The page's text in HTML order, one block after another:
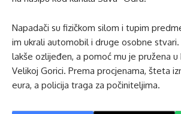
Napadači su fizičkom silom i tupim
im ukrali automobil i druge osobne
lakše ozlijeđen, a pomoć mu je pružena u
Velikoj Gorici. Prema procjenama, šteta
eura, a policija traga za počiniteljima.